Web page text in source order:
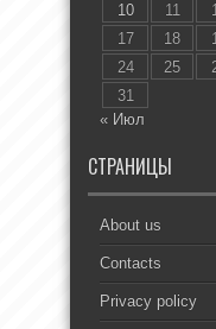
10
11
17
18
24
25
31
« Июл
СТРАНИЦЫ
About us
Contacts
Privacy policy